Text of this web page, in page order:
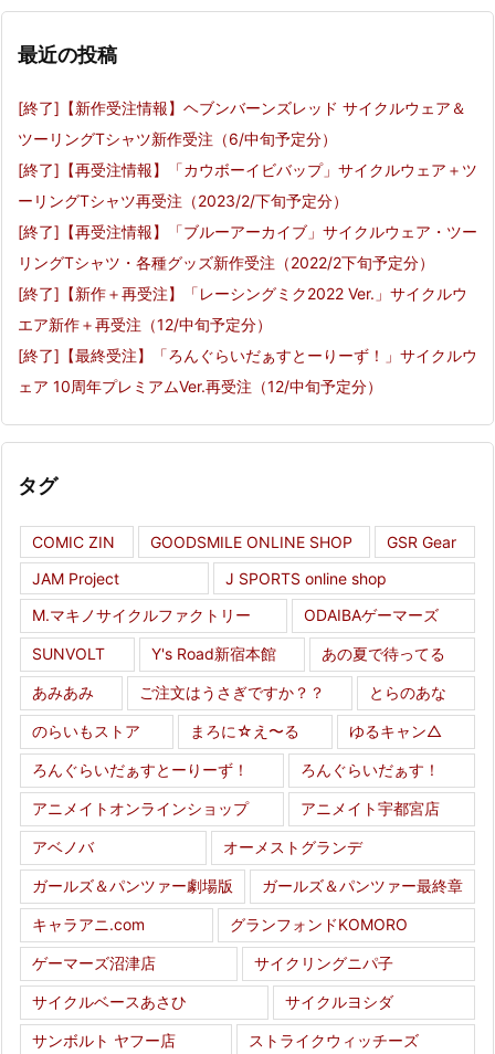
最近の投稿
[終了]【新作受注情報】ヘブンバーンズレッド サイクルウェア＆
ツーリングTシャツ新作受注（6/中旬予定分）
[終了]【再受注情報】「カウボーイビバップ」サイクルウェア＋ツ
ーリングTシャツ再受注（2023/2/下旬予定分）
[終了]【再受注情報】「ブルーアーカイブ」サイクルウェア・ツー
リングTシャツ・各種グッズ新作受注（2022/2下旬予定分）
[終了]【新作＋再受注】「レーシングミク2022 Ver.」サイクルウ
エア新作＋再受注（12/中旬予定分）
[終了]【最終受注】「ろんぐらいだぁすとーりーず！」サイクルウ
ェア 10周年プレミアムVer.再受注（12/中旬予定分）
タグ
COMIC ZIN GOODSMILE ONLINE SHOP
GSR Gear
JAM Project
J SPORTS online shop
M.マキノサイクルファクトリー
ODAIBAゲーマーズ
SUNVOLT Y's Road新宿本館 あの夏で待ってる
あみあみ ご注文はうさぎですか？？ とらのあな
のらいもストア まろに☆え〜る ゆるキャン△
ろんぐらいだぁすとーりーず！ ろんぐらいだぁす！
アニメイトオンラインショップ アニメイト宇都宮店
アベノバ オーメストグランデ
ガールズ＆パンツァー劇場版 ガールズ＆パンツァー最終章
キャラアニ.com グランフォンドKOMORO
ゲーマーズ沼津店 サイクリングニパ子
サイクルベースあさひ サイクルヨシダ
サンボルト ヤフー店 ストライクウィッチーズ